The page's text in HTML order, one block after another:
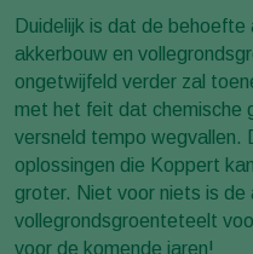
Duidelijk is dat de behoefte
akkerbouw en
ongetwijfeld verder zal
met het feit dat chemische
versneld tempo wegvallen.
oplossingen die Koppert
groter. Niet voor niets is de
vollegrondsgroenteteelt
voor de komende jaren!